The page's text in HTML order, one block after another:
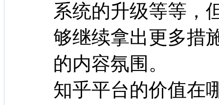
系统的升级等等，
够继续拿出更多措
的内容氛围。
知乎平台的价值在